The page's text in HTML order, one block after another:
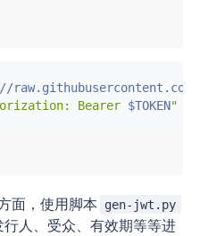
Bearer $TOKEN"
面，使用脚本 gen-jwt.py
人、受众、有效期等等进